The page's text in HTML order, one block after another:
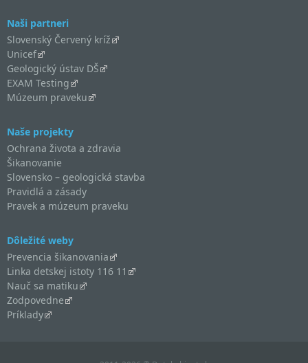
Naši partneri
Slovenský Červený kríž
Unicef
Geologický ústav DŠ
EXAM Testing
Múzeum praveku
Naše projekty
Ochrana života a zdravia
Šikanovanie
Slovensko – geologická stavba
Pravidlá a zásady
Pravek a múzeum praveku
Dôležité weby
Prevencia šikanovania
Linka detskej istoty 116 11
Nauč sa matiku
Zodpovedne
Príklady